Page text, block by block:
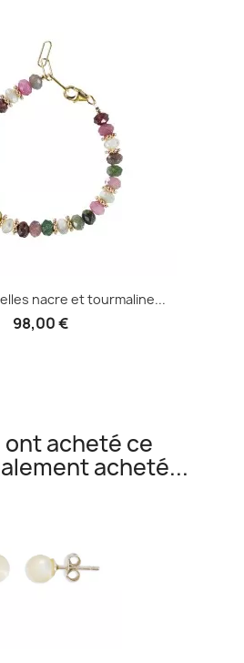
nacre et tourmaline...
98,00 €
ont acheté ce
acheté...